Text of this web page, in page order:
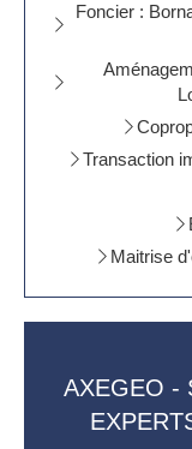
Foncier :
Transaction
Maitrise
AXEGEO -